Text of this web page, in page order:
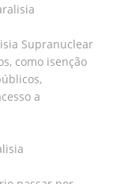
Supranuclear
como isenção
a